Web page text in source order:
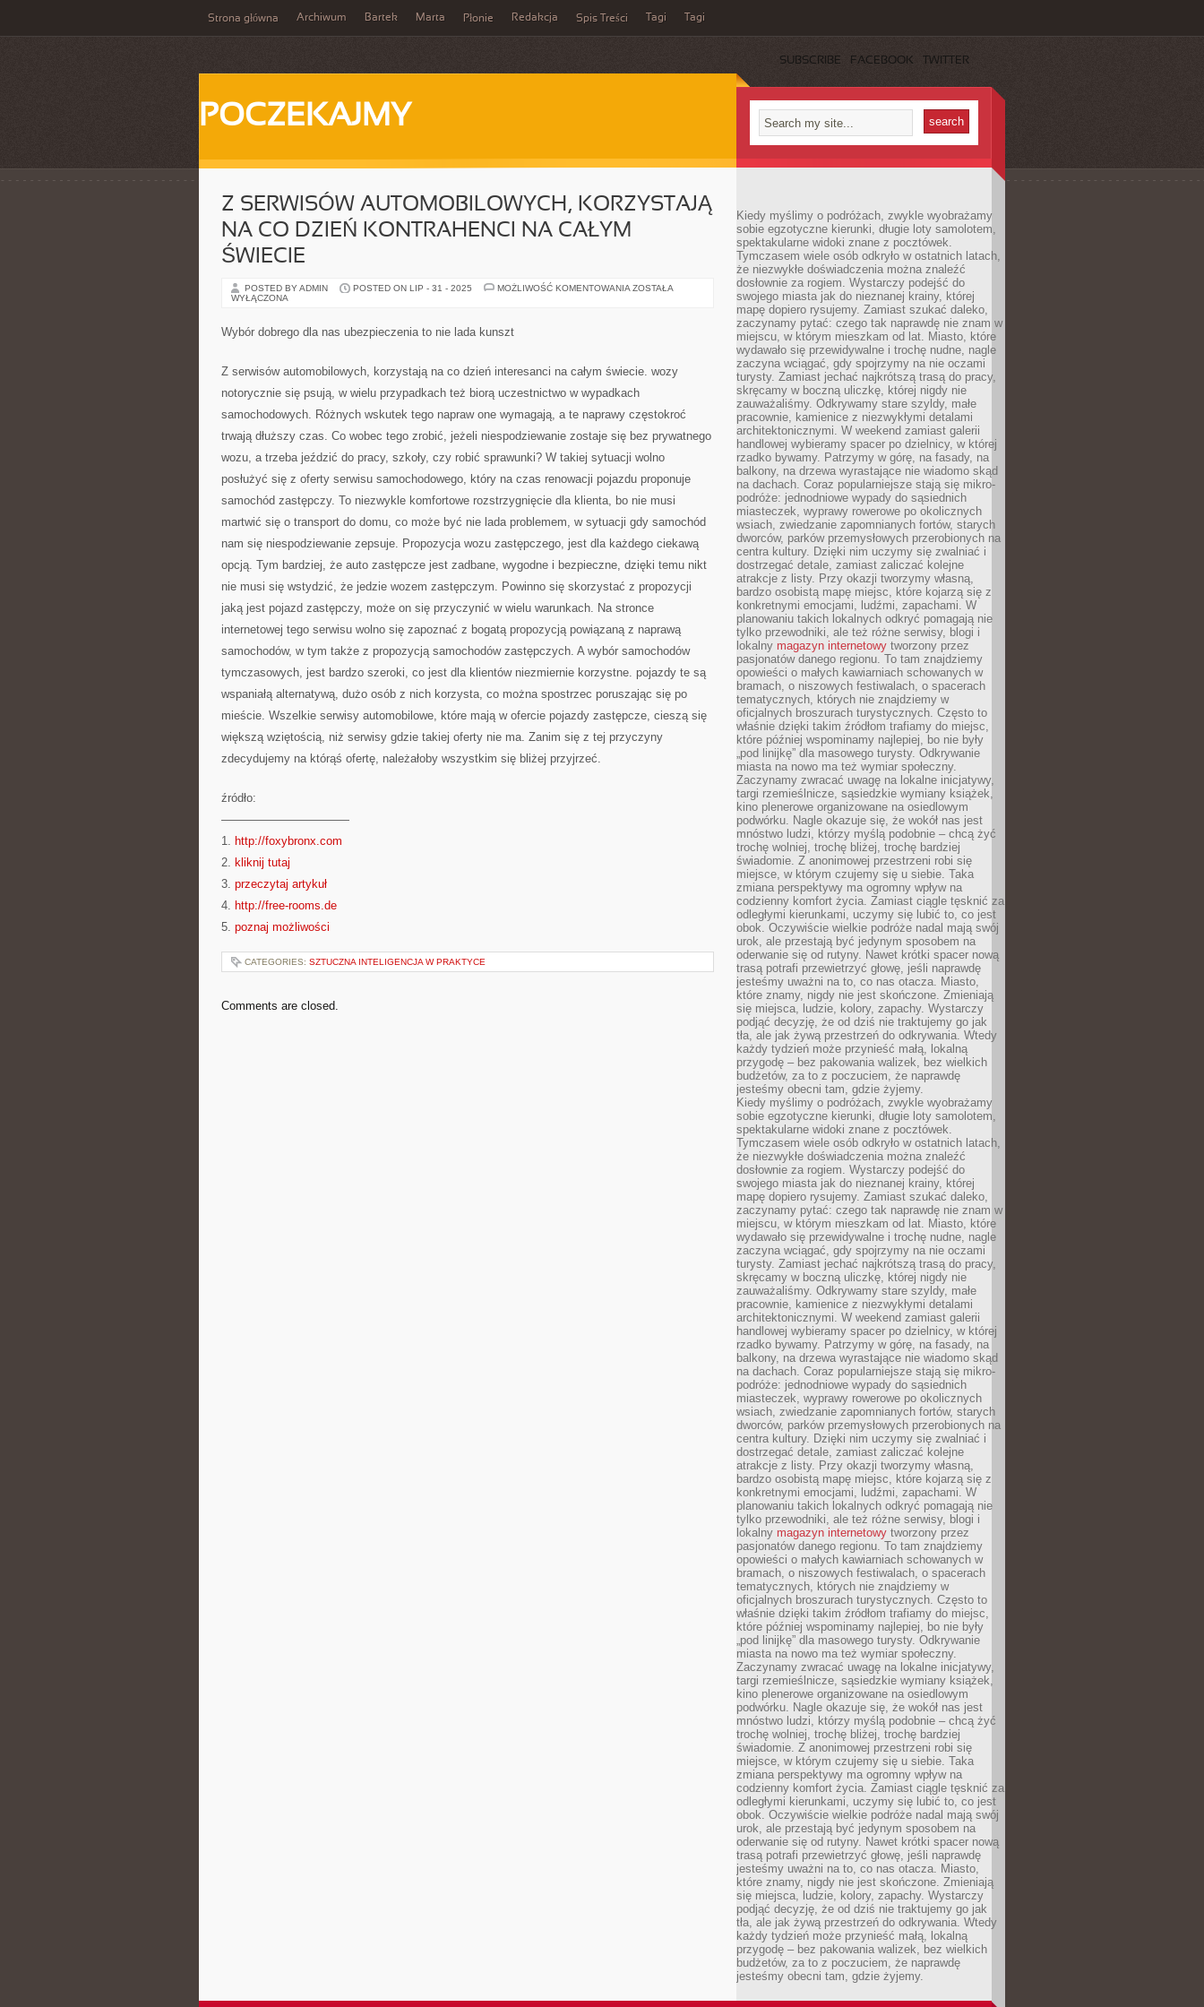
Strona główna Archiwum Bartek Marta Płonie Redakcja Spis Treści Tagi Tagi
SUBSCRIBE FACEBOOK TWITTER
POCZEKAJMY
Z SERWISÓW AUTOMOBILOWYCH, KORZYSTAJĄ
NA CO DZIEŃ KONTRAHENCI NA CAŁYM
ŚWIECIE
POSTED BY ADMIN POSTED ON LIP - 31 - 2025 MOŻLIWOŚĆ KOMENTOWANIA Z
NA
CAŁYM
ZOSTAŁA
WYŁĄCZONA
Wybór dobrego dla nas ubezpieczenia to nie lada kunszt
Z serwisów automobilowych, korzystają na co dzień interesanci na całym świecie. wozy
notorycznie się psują, w wielu przypadkach też biorą uczestnictwo w wypadkach
samochodowych. Różnych wskutek tego napraw one wymagają, a te naprawy częstokroć
trwają dłuższy czas. Co wobec tego zrobić, jeżeli niespodziewanie zostaje się bez prywatnego
wozu, a trzeba jeździć do pracy, szkoły, czy robić sprawunki? W takiej sytuacji wolno
posłużyć się z oferty serwisu samochodowego, który na czas renowacji pojazdu proponuje
samochód zastępczy. To niezwykle komfortowe rozstrzygnięcie dla klienta, bo nie musi
martwić się o transport do domu, co może być nie lada problemem, w sytuacji gdy samochód
nam się niespodziewanie zepsuje. Propozycja wozu zastępczego, jest dla każdego ciekawą
opcją. Tym bardziej, że auto zastępcze jest zadbane, wygodne i bezpieczne, dzięki temu nikt
nie musi się wstydzić, że jedzie wozem zastępczym. Powinno się skorzystać z propozycji
jaką jest pojazd zastępczy, może on się przyczynić w wielu warunkach. Na stronce
internetowej tego serwisu wolno się zapoznać z bogatą propozycją powiązaną z naprawą
samochodów, w tym także z propozycją samochodów zastępczych. A wybór samochodów
tymczasowych, jest bardzo szeroki, co jest dla klientów niezmiernie korzystne. pojazdy te są
wspaniałą alternatywą, dużo osób z nich korzysta, co można spostrzec poruszając się po
mieście. Wszelkie serwisy automobilowe, które mają w ofercie pojazdy zastępcze, cieszą się
większą wziętością, niż serwisy gdzie takiej oferty nie ma. Zanim się z tej przyczyny
zdecydujemy na którąś ofertę, należałoby wszystkim się bliżej przyjrzeć.
źródło:
———————————
1. http://foxybronx.com
2. kliknij tutaj
3. przeczytaj artykuł
4. http://free-rooms.de
5. poznaj możliwości
CATEGORIES: SZTUCZNA INTELIGENCJA W PRAKTYCE
Comments are closed.
Kiedy myślimy o podróżach, zwykle wyobrażamy
sobie egzotyczne kierunki, długie loty samolotem,
spektakularne widoki znane z pocztówek.
Tymczasem wiele osób odkryło w ostatnich latach,
że niezwykłe doświadczenia można znaleźć
dosłownie za rogiem. Wystarczy podejść do
swojego miasta jak do nieznanej krainy, której
mapę dopiero rysujemy. Zamiast szukać daleko,
zaczynamy pytać: czego tak naprawdę nie znam w
miejscu, w którym mieszkam od lat. Miasto, które
wydawało się przewidywalne i trochę nudne, nagle
zaczyna wciągać, gdy spojrzymy na nie oczami
turysty. Zamiast jechać najkrótszą trasą do pracy,
skręcamy w boczną uliczkę, której nigdy nie
zauważaliśmy. Odkrywamy stare szyldy, małe
pracownie, kamienice z niezwykłymi detalami
architektonicznymi. W weekend zamiast galerii
handlowej wybieramy spacer po dzielnicy, w której
rzadko bywamy. Patrzymy w górę, na fasady, na
balkony, na drzewa wyrastające nie wiadomo skąd
na dachach. Coraz popularniejsze stają się mikro-
podróże: jednodniowe wypady do sąsiednich
miasteczek, wyprawy rowerowe po okolicznych
wsiach, zwiedzanie zapomnianych fortów, starych
dworców, parków przemysłowych przerobionych na
centra kultury. Dzięki nim uczymy się zwalniać i
dostrzegać detale, zamiast zaliczać kolejne
atrakcje z listy. Przy okazji tworzymy własną,
bardzo osobistą mapę miejsc, które kojarzą się z
konkretnymi emocjami, ludźmi, zapachami. W
planowaniu takich lokalnych odkryć pomagają nie
tylko przewodniki, ale też różne serwisy, blogi i
lokalny magazyn internetowy tworzony przez
pasjonatów danego regionu. To tam znajdziemy
opowieści o małych kawiarniach schowanych w
bramach, o niszowych festiwalach, o spacerach
tematycznych, których nie znajdziemy w
oficjalnych broszurach turystycznych. Często to
właśnie dzięki takim źródłom trafiamy do miejsc,
które później wspominamy najlepiej, bo nie były
„pod linijkę” dla masowego turysty. Odkrywanie
miasta na nowo ma też wymiar społeczny.
Zaczynamy zwracać uwagę na lokalne inicjatywy,
targi rzemieślnicze, sąsiedzkie wymiany książek,
kino plenerowe organizowane na osiedlowym
podwórku. Nagle okazuje się, że wokół nas jest
mnóstwo ludzi, którzy myślą podobnie – chcą żyć
trochę wolniej, trochę bliżej, trochę bardziej
świadomie. Z anonimowej przestrzeni robi się
miejsce, w którym czujemy się u siebie. Taka
zmiana perspektywy ma ogromny wpływ na
codzienny komfort życia. Zamiast ciągle tęsknić za
odległymi kierunkami, uczymy się lubić to, co jest
obok. Oczywiście wielkie podróże nadal mają swój
urok, ale przestają być jedynym sposobem na
oderwanie się od rutyny. Nawet krótki spacer nową
trasą potrafi przewietrzyć głowę, jeśli naprawdę
jesteśmy uważni na to, co nas otacza. Miasto,
które znamy, nigdy nie jest skończone. Zmieniają
się miejsca, ludzie, kolory, zapachy. Wystarczy
podjąć decyzję, że od dziś nie traktujemy go jak
tła, ale jak żywą przestrzeń do odkrywania. Wtedy
każdy tydzień może przynieść małą, lokalną
przygodę – bez pakowania walizek, bez wielkich
budżetów, za to z poczuciem, że naprawdę
jesteśmy obecni tam, gdzie żyjemy.
Kiedy myślimy o podróżach, zwykle wyobrażamy
sobie egzotyczne kierunki, długie loty samolotem,
spektakularne widoki znane z pocztówek.
Tymczasem wiele osób odkryło w ostatnich latach,
że niezwykłe doświadczenia można znaleźć
dosłownie za rogiem. Wystarczy podejść do
swojego miasta jak do nieznanej krainy, której
mapę dopiero rysujemy. Zamiast szukać daleko,
zaczynamy pytać: czego tak naprawdę nie znam w
miejscu, w którym mieszkam od lat. Miasto, które
wydawało się przewidywalne i trochę nudne, nagle
zaczyna wciągać, gdy spojrzymy na nie oczami
turysty. Zamiast jechać najkrótszą trasą do pracy,
skręcamy w boczną uliczkę, której nigdy nie
zauważaliśmy. Odkrywamy stare szyldy, małe
pracownie, kamienice z niezwykłymi detalami
architektonicznymi. W weekend zamiast galerii
handlowej wybieramy spacer po dzielnicy, w której
rzadko bywamy. Patrzymy w górę, na fasady, na
balkony, na drzewa wyrastające nie wiadomo skąd
na dachach. Coraz popularniejsze stają się mikro-
podróże: jednodniowe wypady do sąsiednich
miasteczek, wyprawy rowerowe po okolicznych
wsiach, zwiedzanie zapomnianych fortów, starych
dworców, parków przemysłowych przerobionych na
centra kultury. Dzięki nim uczymy się zwalniać i
dostrzegać detale, zamiast zaliczać kolejne
atrakcje z listy. Przy okazji tworzymy własną,
bardzo osobistą mapę miejsc, które kojarzą się z
konkretnymi emocjami, ludźmi, zapachami. W
planowaniu takich lokalnych odkryć pomagają nie
tylko przewodniki, ale też różne serwisy, blogi i
lokalny magazyn internetowy tworzony przez
pasjonatów danego regionu. To tam znajdziemy
opowieści o małych kawiarniach schowanych w
bramach, o niszowych festiwalach, o spacerach
tematycznych, których nie znajdziemy w
oficjalnych broszurach turystycznych. Często to
właśnie dzięki takim źródłom trafiamy do miejsc,
które później wspominamy najlepiej, bo nie były
„pod linijkę” dla masowego turysty. Odkrywanie
miasta na nowo ma też wymiar społeczny.
Zaczynamy zwracać uwagę na lokalne inicjatywy,
targi rzemieślnicze, sąsiedzkie wymiany książek,
kino plenerowe organizowane na osiedlowym
podwórku. Nagle okazuje się, że wokół nas jest
mnóstwo ludzi, którzy myślą podobnie – chcą żyć
trochę wolniej, trochę bliżej, trochę bardziej
świadomie. Z anonimowej przestrzeni robi się
miejsce, w którym czujemy się u siebie. Taka
zmiana perspektywy ma ogromny wpływ na
codzienny komfort życia. Zamiast ciągle tęsknić za
odległymi kierunkami, uczymy się lubić to, co jest
obok. Oczywiście wielkie podróże nadal mają swój
urok, ale przestają być jedynym sposobem na
oderwanie się od rutyny. Nawet krótki spacer nową
trasą potrafi przewietrzyć głowę, jeśli naprawdę
jesteśmy uważni na to, co nas otacza. Miasto,
które znamy, nigdy nie jest skończone. Zmieniają
się miejsca, ludzie, kolory, zapachy. Wystarczy
podjąć decyzję, że od dziś nie traktujemy go jak
tła, ale jak żywą przestrzeń do odkrywania. Wtedy
każdy tydzień może przynieść małą, lokalną
przygodę – bez pakowania walizek, bez wielkich
budżetów, za to z poczuciem, że naprawdę
jesteśmy obecni tam, gdzie żyjemy.